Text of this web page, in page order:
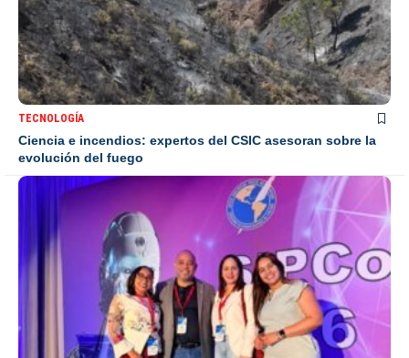
TECNOLOGÍA
Ciencia e incendios: expertos del CSIC asesoran sobre la
evolución del fuego